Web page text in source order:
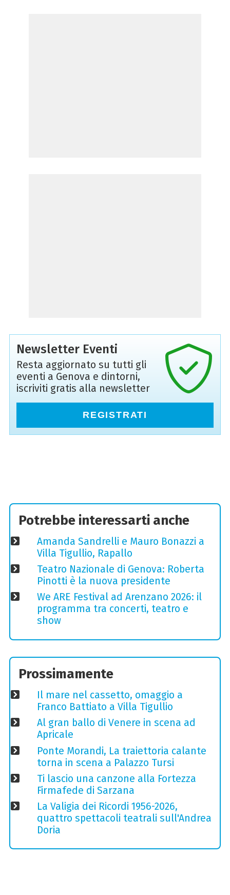
Newsletter Eventi
Resta aggiornato su tutti gli
eventi a Genova e dintorni,
iscriviti gratis alla newsletter
REGISTRATI
Potrebbe interessarti anche
Amanda Sandrelli e Mauro Bonazzi a
Villa Tigullio, Rapallo
Teatro Nazionale di Genova: Roberta
Pinotti è la nuova presidente
We ARE Festival ad Arenzano 2026: il
programma tra concerti, teatro e
show
Prossimamente
Il mare nel cassetto, omaggio a
Franco Battiato a Villa Tigullio
Al gran ballo di Venere in scena ad
Apricale
Ponte Morandi, La traiettoria calante
torna in scena a Palazzo Tursi
Ti lascio una canzone alla Fortezza
Firmafede di Sarzana
La Valigia dei Ricordi 1956-2026,
quattro spettacoli teatrali sull'Andrea
Doria